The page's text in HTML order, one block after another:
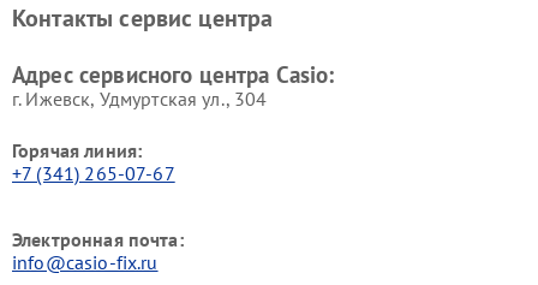
Контакты сервис центра
Адрес сервисного центра Casio:
г. Ижевск, Удмуртская ул., 304
Горячая линия:
+7 (341) 265-07-67
Электронная почта:
info@casio-fix.ru